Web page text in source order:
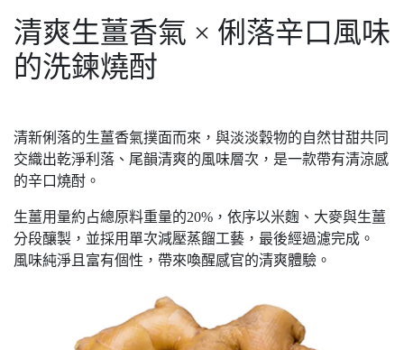
清爽生薑香氣 × 俐落辛口風味
的洗鍊燒酎
清新俐落的生薑香氣撲面而來，與淡淡穀物的自然甘甜共同
交織出乾淨利落、尾韻清爽的風味層次，是一款帶有清涼感
的辛口燒酎。
生薑用量約占總原料重量的20%，依序以米麴、大麥與生薑
分段釀製，並採用單次減壓蒸餾工藝，最後經過濾完成。
風味純淨且富有個性，帶來喚醒感官的清爽體驗。